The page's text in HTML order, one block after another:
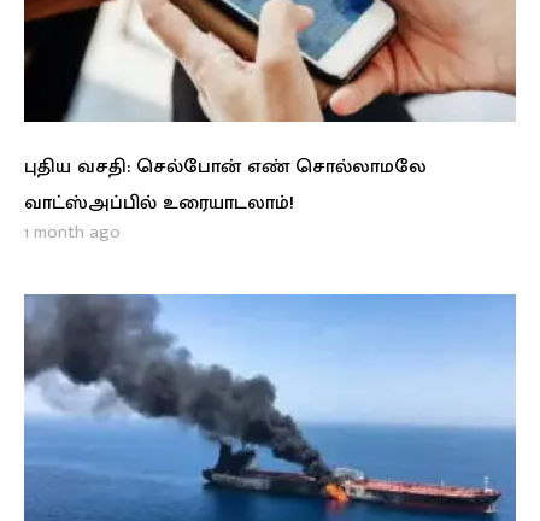
புதிய வசதி: செல்போன் எண் சொல்லாமலே
வாட்ஸ்அப்பில் உரையாடலாம்!
1 month ago